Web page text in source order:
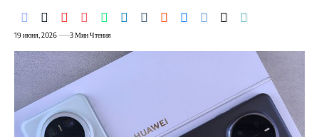
19 июня, 2026 3 Мин Чтения